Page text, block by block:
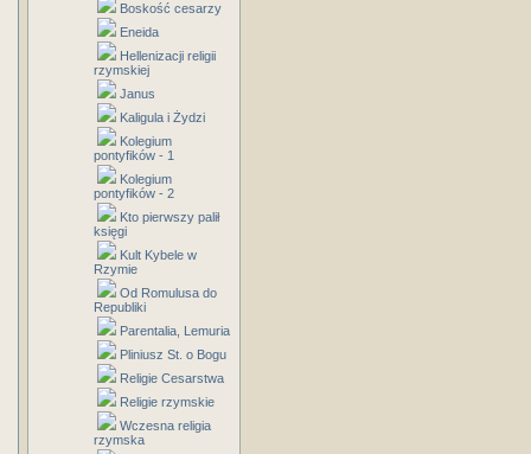
Boskość cesarzy
Eneida
Hellenizacji religii
rzymskiej
Janus
Kaligula i Żydzi
Kolegium
pontyfików - 1
Kolegium
pontyfików - 2
Kto pierwszy palił
księgi
Kult Kybele w
Rzymie
Od Romulusa do
Republiki
Parentalia, Lemuria
Pliniusz St. o Bogu
Religie Cesarstwa
Religie rzymskie
Wczesna religia
rzymska